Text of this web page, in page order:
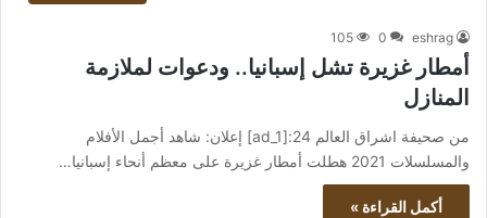
eshrag
0
105
أمطار غزيرة تشل إسبانيا.. ودعوات لملازمة
المنازل
من صحيفة اشراق العالم 24:[ad_1] إعلان: شاهد أجمل الأفلام
والمسلسلات 2021 هطلت أمطار غزيرة على معظم أنحاء إسبانيا…
أكمل القراءة »